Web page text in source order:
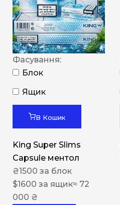
Фасування:
Блок
Ящик
В Кошик
King Super Slims
Capsule ментол
₴1500 за блок
$1600 за ящик≈ 72
000 ₴